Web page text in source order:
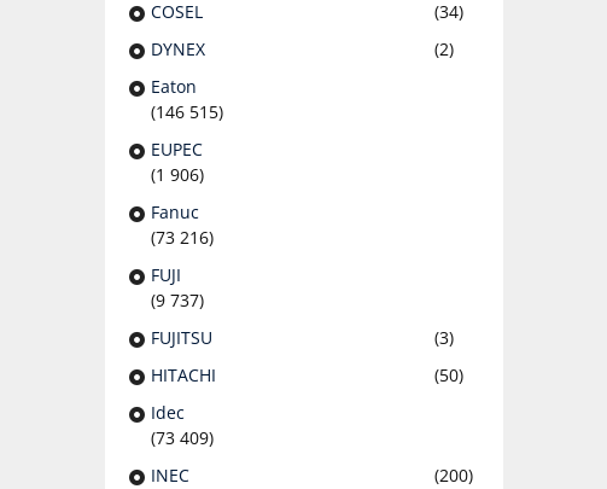
COSEL
(34)
DYNEX
(2)
Eaton
(146 515)
EUPEC
(1 906)
Fanuc
(73 216)
FUJI
(9 737)
FUJITSU
(3)
HITACHI
(50)
Idec
(73 409)
INEC
(200)